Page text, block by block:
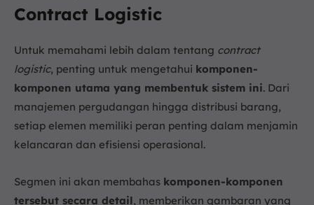
Contract Logistic
Untuk memahami lebih dalam tentang contract
logistic, penting untuk mengetahui komponen-
komponen utama yang membentuk sistem ini. Dari
manajemen pergudangan hingga distribusi barang,
setiap elemen memiliki peran penting dalam menjamin
kelancaran dan efisiensi operasional.
Segmen ini akan membahas komponen-komponen
tersebut secara detail, memberikan gambaran yang